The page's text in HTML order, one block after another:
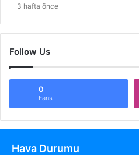
3 hafta önce
Follow Us
0
Fans
Hava Durumu